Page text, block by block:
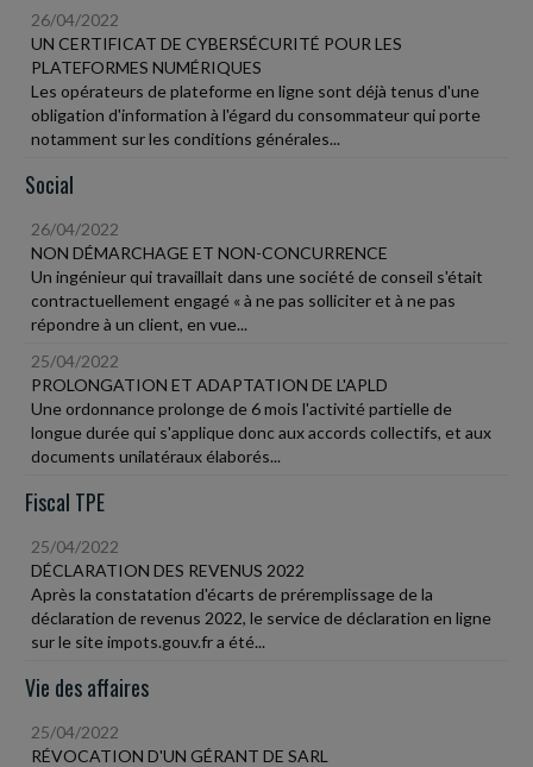
26/04/2022
UN CERTIFICAT DE CYBERSÉCURITÉ POUR LES
PLATEFORMES NUMÉRIQUES
Les opérateurs de plateforme en ligne sont déjà tenus d'une
obligation d'information à l'égard du consommateur qui porte
notamment sur les conditions générales...
Social
26/04/2022
NON DÉMARCHAGE ET NON-CONCURRENCE
Un ingénieur qui travaillait dans une société de conseil s'était
contractuellement engagé « à ne pas solliciter et à ne pas
répondre à un client, en vue...
25/04/2022
PROLONGATION ET ADAPTATION DE L'APLD
Une ordonnance prolonge de 6 mois l'activité partielle de
longue durée qui s'applique donc aux accords collectifs, et aux
documents unilatéraux élaborés...
Fiscal TPE
25/04/2022
DÉCLARATION DES REVENUS 2022
Après la constatation d'écarts de préremplissage de la
déclaration de revenus 2022, le service de déclaration en ligne
sur le site impots.gouv.fr a été...
Vie des affaires
25/04/2022
RÉVOCATION D'UN GÉRANT DE SARL